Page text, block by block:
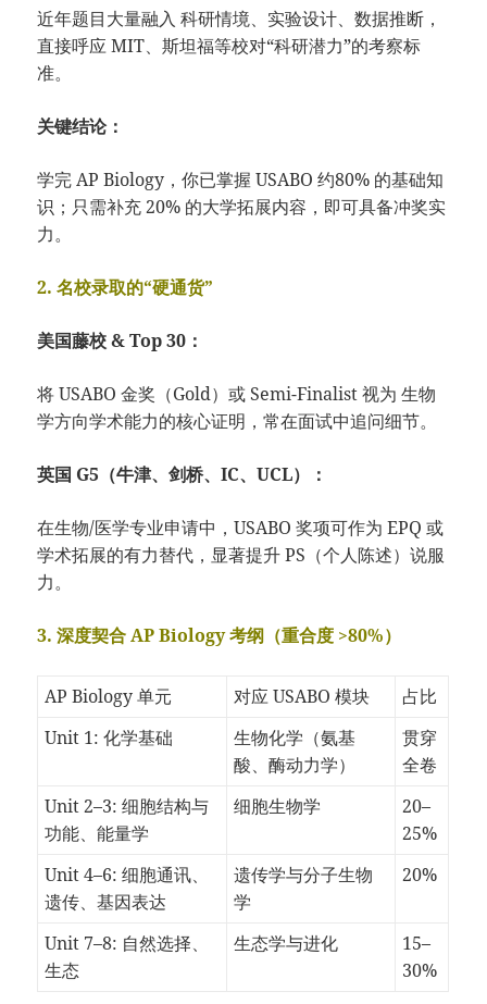
近年题目大量融入 科研情境、实验设计、数据推断，
直接呼应 MIT、斯坦福等校对“科研潜力”的考察标
准。
关键结论：
学完 AP Biology，你已掌握 USABO 约80% 的基础知
识；只需补充 20% 的大学拓展内容，即可具备冲奖实
力。
2. 名校录取的“硬通货”
美国藤校 & Top 30：
将 USABO 金奖（Gold）或 Semi-Finalist 视为 生物
学方向学术能力的核心证明，常在面试中追问细节。
英国 G5（牛津、剑桥、IC、UCL）：
在生物/医学专业申请中，USABO 奖项可作为 EPQ 或
学术拓展的有力替代，显著提升 PS（个人陈述）说服
力。
3. 深度契合 AP Biology 考纲（重合度 >80%）
AP Biology 单元 对应 USABO 模块
占比
Unit 1: 化学基础
生物化学（氨基
酸、酶动力学）
贯穿
全卷
Unit 2–3: 细胞结构与
功能、能量学
细胞生物学
20–
25%
Unit 4–6: 细胞通讯、
遗传、基因表达
遗传学与分子生物
学
20%
Unit 7–8: 自然选择、
生态
生态学与进化
15–
30%